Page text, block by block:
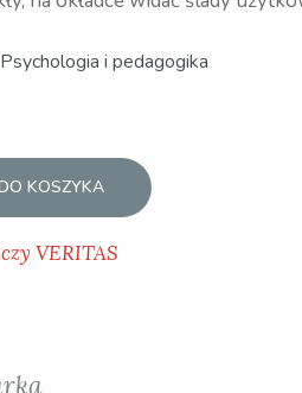
Psychologia i pedagogika
KOSZYKA
VERITAS